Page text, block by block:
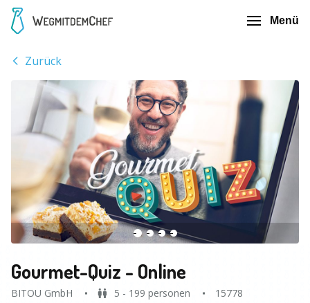
Menü
Zurück
Gourmet-Quiz - Online
BITOU GmbH 5 - 199 personen 15778